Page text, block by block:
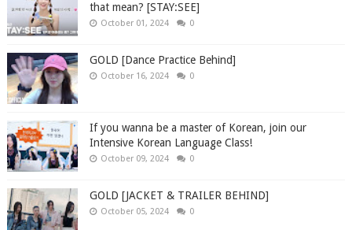
that mean? [STAY:SEE]
October 01, 2024 0
GOLD [Dance Practice Behind]
October 16, 2024 0
If you wanna be a master of Korean, join our
Intensive Korean Language Class!
October 09, 2024 0
GOLD [JACKET & TRAILER BEHIND]
October 05, 2024 0